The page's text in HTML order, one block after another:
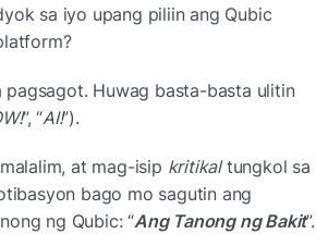
sa iyo upang piliin ang Qubic
pagsagot. Huwag basta-basta ulitin
”, “AI!”).
at mag-isip kritikal tungkol sa
bago mo sagutin ang
ng Qubic: “Ang Tanong ng Bakit”.